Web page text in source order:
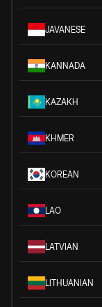
JAVANESE
KANNADA
KAZAKH
KHMER
KOREAN
LAO
LATVIAN
LITHUANIAN